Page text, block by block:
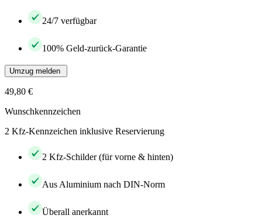
24/7 verfügbar
100% Geld-zurück-Garantie
Umzug melden
49,80 €
Wunschkennzeichen
2 Kfz-Kennzeichen inklusive Reservierung
2 Kfz-Schilder (für vorne & hinten)
Aus Aluminium nach DIN-Norm
Überall anerkannt